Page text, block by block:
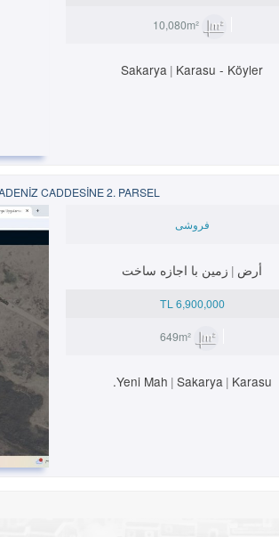
10,080m²
Sakarya Karasu - Köyler
CADDESINE 2. PARSEL
فروشی
أرض زمین با اجازه ساخت
6,900,000 TL
Sakarya Karasu
Yeni Mah.